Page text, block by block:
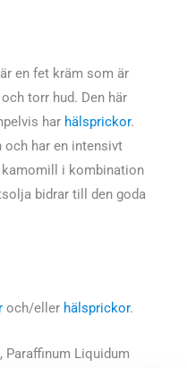
en fet kräm som är
torr hud. Den här
har hälsprickor.
och har en intensivt
i kombination
bidrar till den goda
och/eller hälsprickor.
Paraffinum Liquidum